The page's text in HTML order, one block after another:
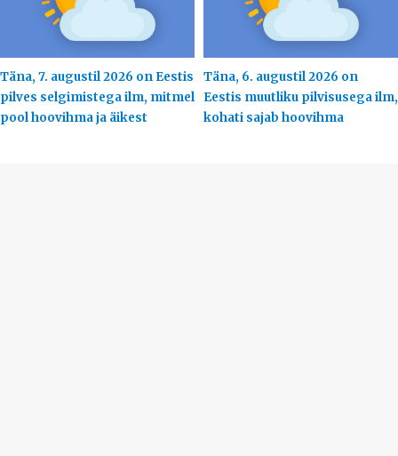
Täna, 7. augustil 2026 on Eestis
pilves selgimistega ilm, mitmel
pool hoovihma ja äikest
Täna, 6. augustil 2026 on
Eestis muutliku pilvisusega ilm,
kohati sajab hoovihma